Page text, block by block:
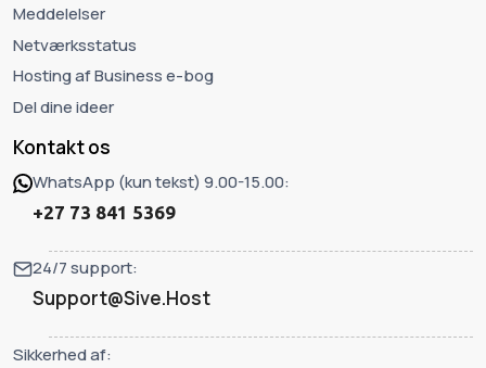
Meddelelser
Netværksstatus
Hosting af Business e-bog
Del dine ideer
Kontakt os
WhatsApp (kun tekst) 9.00-15.00:
+27 73 841 5369
24/7 support:
Support@Sive.Host
Sikkerhed af: